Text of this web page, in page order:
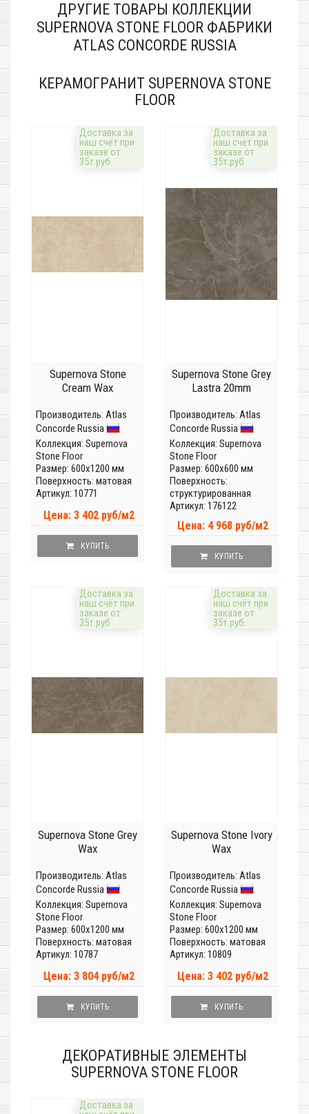
ДРУГИЕ ТОВАРЫ КОЛЛЕКЦИИ
SUPERNOVA STONE FLOOR ФАБРИКИ
ATLAS CONCORDE RUSSIA
КЕРАМОГРАНИТ SUPERNOVA STONE
FLOOR
Доставка за
наш счёт при
заказе от
35т.руб
Supernova Stone
Cream Wax
Производитель: Atlas
Concorde Russia
Коллекция: Supernova
Stone Floor
Размер: 600x1200 мм
Поверхность: матовая
Артикул: 10771
Цена: 3 402 руб/м2
КУПИТЬ
Доставка за
наш счёт при
заказе от
35т.руб
Supernova Stone Grey
Lastra 20mm
Производитель: Atlas
Concorde Russia
Коллекция: Supernova
Stone Floor
Размер: 600x600 мм
Поверхность:
структурированная
Артикул: 176122
Цена: 4 968 руб/м2
КУПИТЬ
Доставка за
наш счёт при
заказе от
35т.руб
Supernova Stone Grey
Wax
Производитель: Atlas
Concorde Russia
Коллекция: Supernova
Stone Floor
Размер: 600x1200 мм
Поверхность: матовая
Артикул: 10787
Цена: 3 804 руб/м2
КУПИТЬ
Доставка за
наш счёт при
заказе от
35т.руб
Supernova Stone Ivory
Wax
Производитель: Atlas
Concorde Russia
Коллекция: Supernova
Stone Floor
Размер: 600x1200 мм
Поверхность: матовая
Артикул: 10809
Цена: 3 402 руб/м2
КУПИТЬ
ДЕКОРАТИВНЫЕ ЭЛЕМЕНТЫ
SUPERNOVA STONE FLOOR
Доставка за